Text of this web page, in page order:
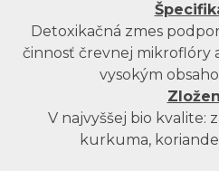
Detoxikačná zmes
činnosť črevnej mikroflóry
vysokým
V najvyššej bio kvalite:
kurkuma,